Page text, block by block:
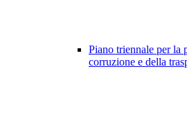
Piano triennale per la
corruzione e della